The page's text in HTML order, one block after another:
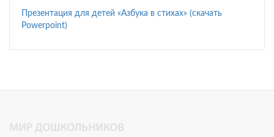
Презентация для детей «Азбука в стихах» (скачать
Powerpoint)